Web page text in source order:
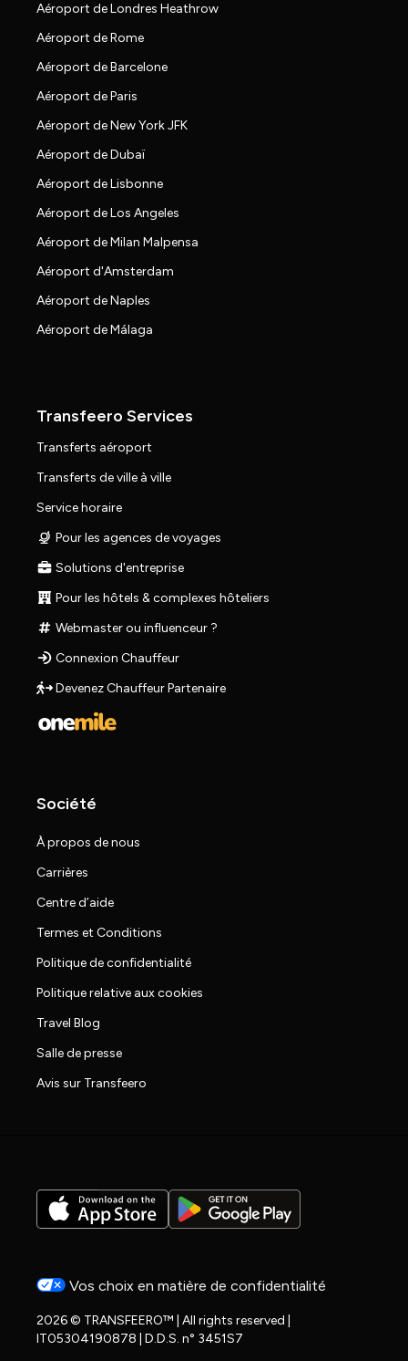
Aéroport de Londres Heathrow
Aéroport de Rome
Aéroport de Barcelone
Aéroport de Paris
Aéroport de New York JFK
Aéroport de Dubaï
Aéroport de Lisbonne
Aéroport de Los Angeles
Aéroport de Milan Malpensa
Aéroport d'Amsterdam
Aéroport de Naples
Aéroport de Málaga
Transfeero Services
Transferts aéroport
Transferts de ville à ville
Service horaire
Pour les agences de voyages
Solutions d'entreprise
Pour les hôtels & complexes hôteliers
Webmaster ou influenceur ?
Connexion Chauffeur
Devenez Chauffeur Partenaire
Société
À propos de nous
Carrières
Centre d’aide
Termes et Conditions
Politique de confidentialité
Politique relative aux cookies
Travel Blog
Salle de presse
Avis sur Transfeero
Vos choix en matière de confidentialité
2026 © TRANSFEERO™ | All rights reserved |
IT05304190878 | D.D.S. n° 3451S7